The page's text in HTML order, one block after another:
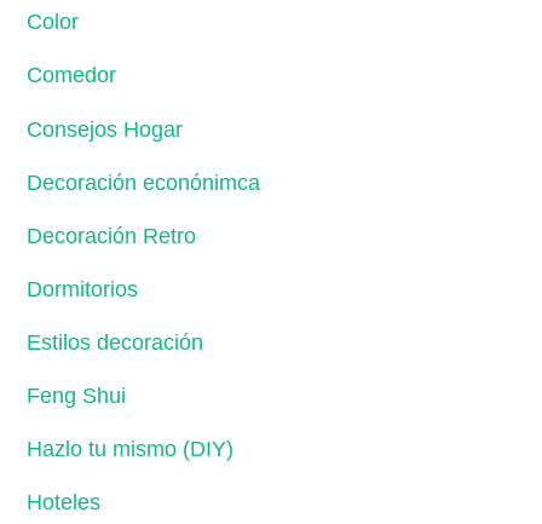
Color
Comedor
Consejos Hogar
Decoración econónimca
Decoración Retro
Dormitorios
Estilos decoración
Feng Shui
Hazlo tu mismo (DIY)
Hoteles